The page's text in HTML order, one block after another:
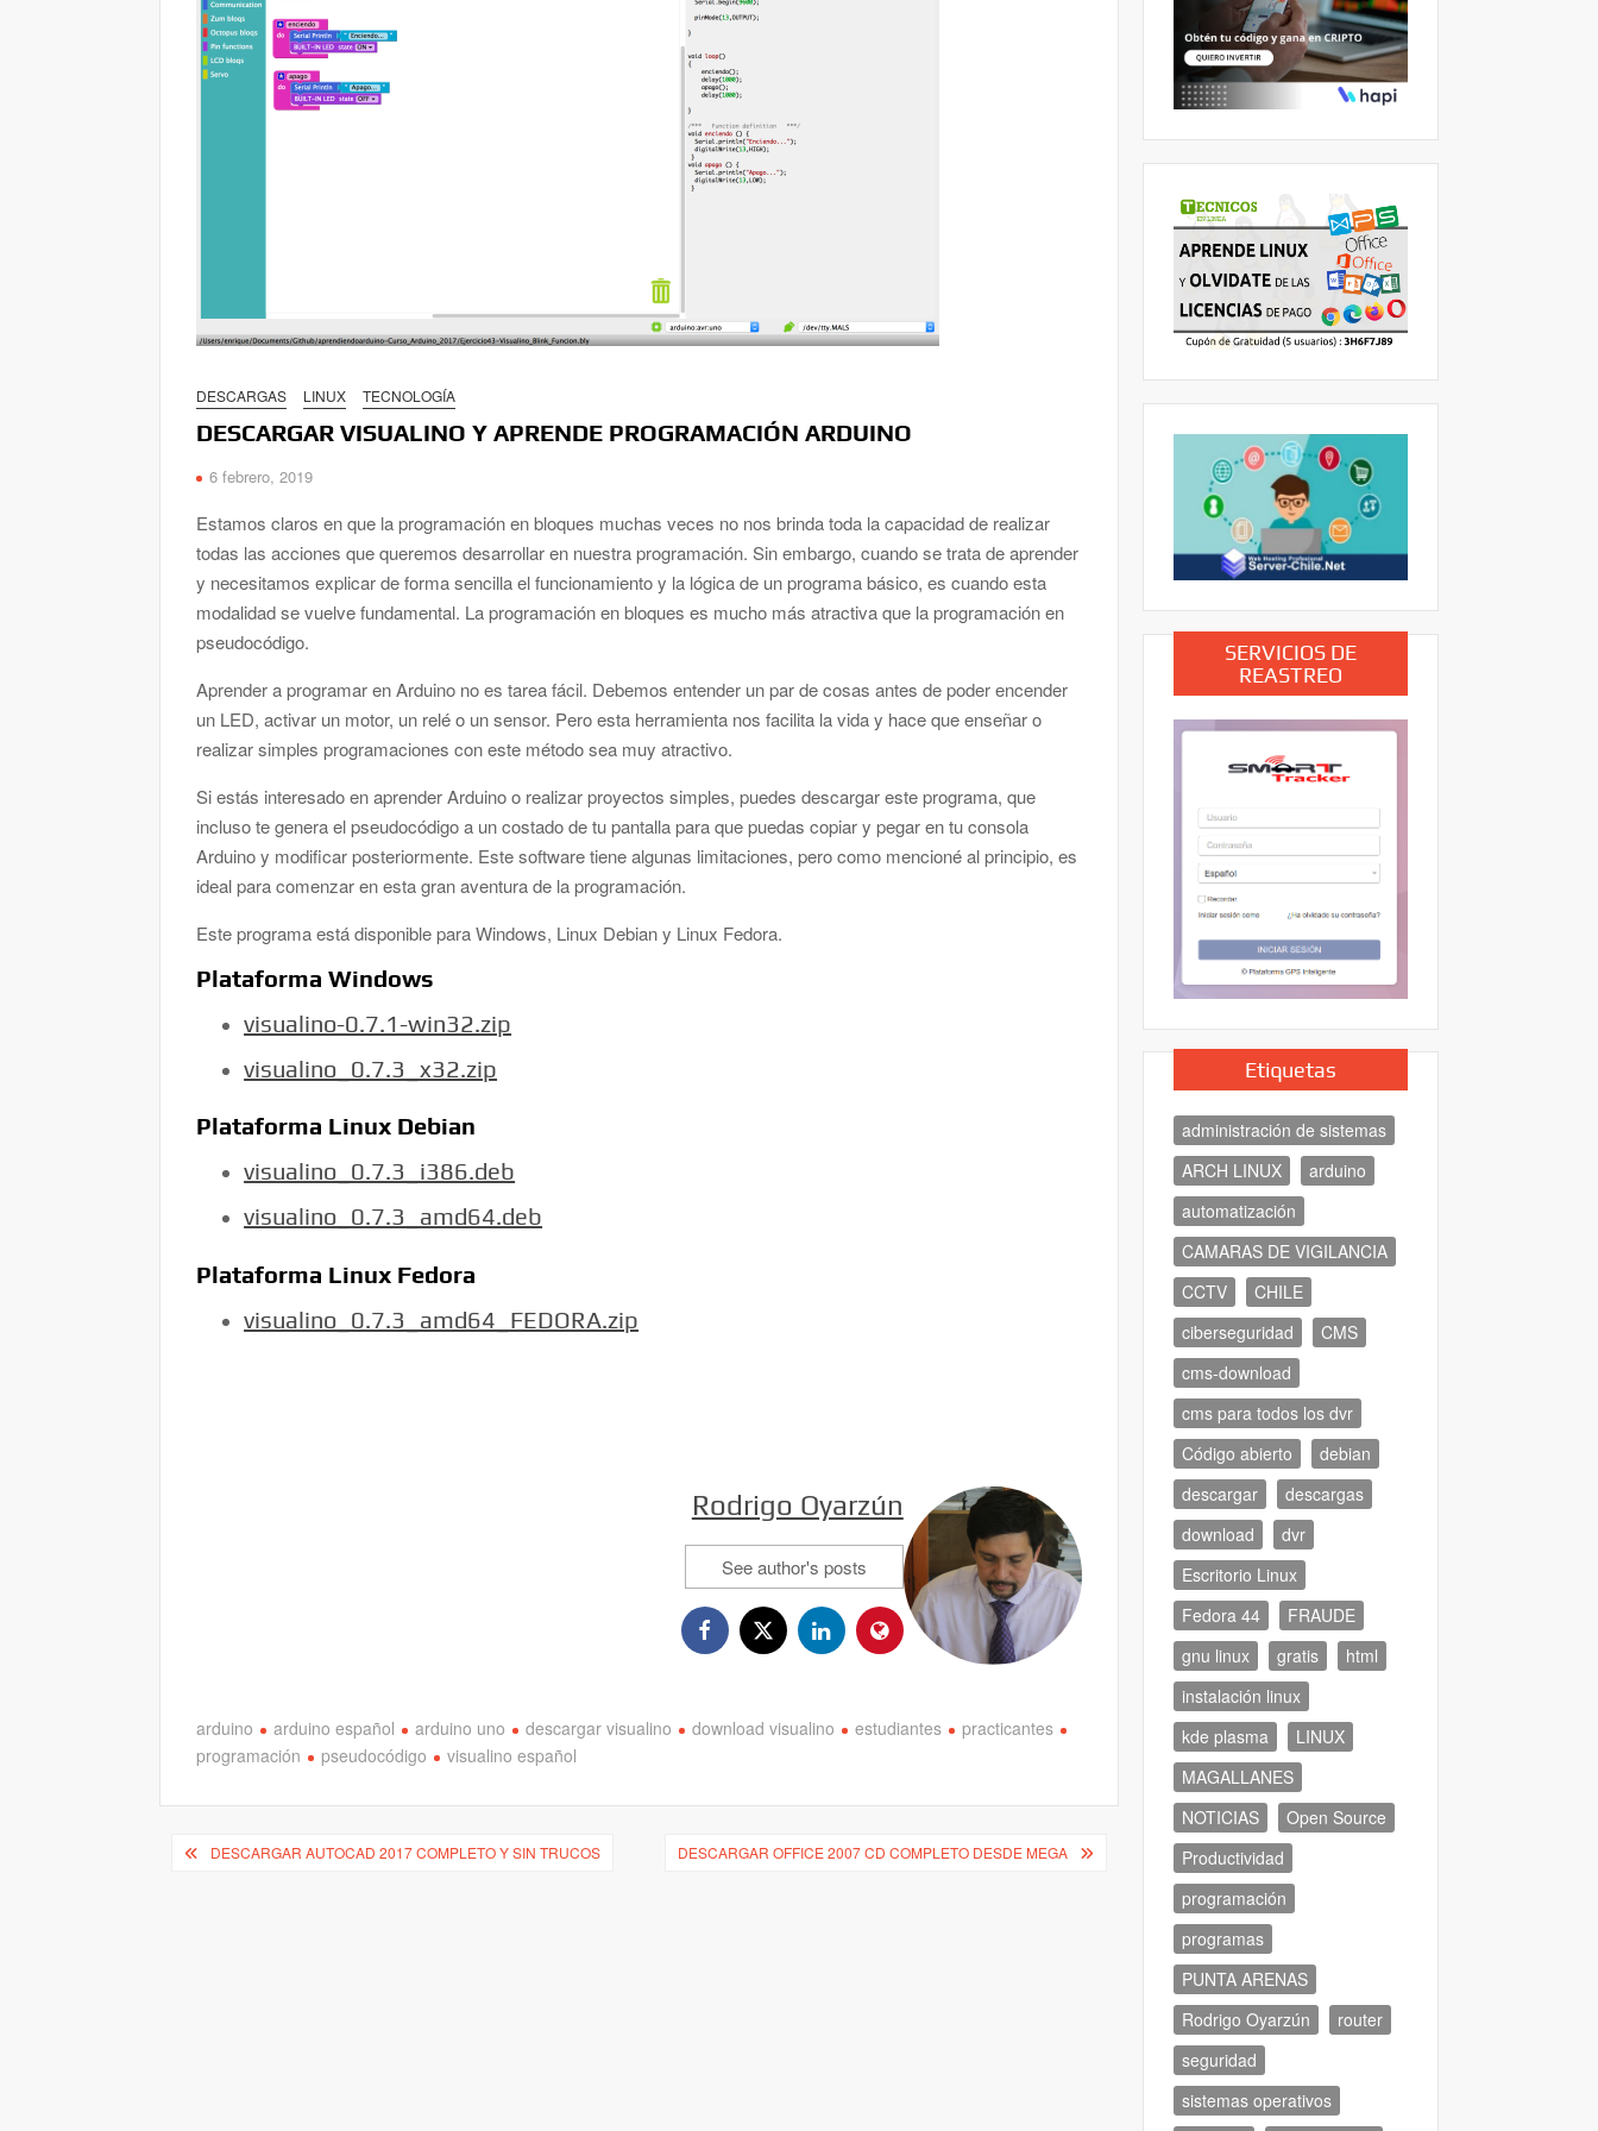
DESCARGAS LINUX TECNOLOGÍA
DESCARGAR VISUALINO Y APRENDE PROGRAMACIÓN ARDUINO
6 febrero, 2019
Estamos claros en que la programación en bloques muchas veces no nos brinda toda la capacidad de realizar
todas las acciones que queremos desarrollar en nuestra programación. Sin embargo, cuando se trata de aprender
y necesitamos explicar de forma sencilla el funcionamiento y la lógica de un programa básico, es cuando esta
modalidad se vuelve fundamental. La programación en bloques es mucho más atractiva que la programación en
pseudocódigo.
Aprender a programar en Arduino no es tarea fácil. Debemos entender un par de cosas antes de poder encender
un LED, activar un motor, un relé o un sensor. Pero esta herramienta nos facilita la vida y hace que enseñar o
realizar simples programaciones con este método sea muy atractivo.
Si estás interesado en aprender Arduino o realizar proyectos simples, puedes descargar este programa, que
incluso te genera el pseudocódigo a un costado de tu pantalla para que puedas copiar y pegar en tu consola
Arduino y modificar posteriormente. Este software tiene algunas limitaciones, pero como mencioné al principio, es
ideal para comenzar en esta gran aventura de la programación.
Este programa está disponible para Windows, Linux Debian y Linux Fedora.
Plataforma Windows
visualino-0.7.1-win32.zip
visualino_0.7.3_x32.zip
Plataforma Linux Debian
visualino_0.7.3_i386.deb
visualino_0.7.3_amd64.deb
Plataforma Linux Fedora
visualino_0.7.3_amd64_FEDORA.zip
Rodrigo Oyarzún
See author's posts
arduino arduino español arduino uno descargar visualino download visualino estudiantes
practicantes
programación
pseudocódigo visualino español
Navegación
DESCARGAR AUTOCAD 2017 COMPLETO Y SIN TRUCOS DESCARGAR OFFICE 2007 CD COMPLETO DESDE MEGA
SERVICIOS DE
REASTREO
Etiquetas
administración de sistemas
ARCH LINUX
arduino
automatización
CAMARAS DE VIGILANCIA
CCTV
CHILE
ciberseguridad
CMS
cms-download
cms para todos los dvr
Código abierto
debian
descargar
descargas
download
dvr
Escritorio Linux
Fedora 44
FRAUDE
gnu linux
gratis
html
instalación linux
kde plasma
LINUX
MAGALLANES
NOTICIAS
Open Source
Productividad
programación
programas
PUNTA ARENAS
Rodrigo Oyarzún
router
seguridad
sistemas operativos